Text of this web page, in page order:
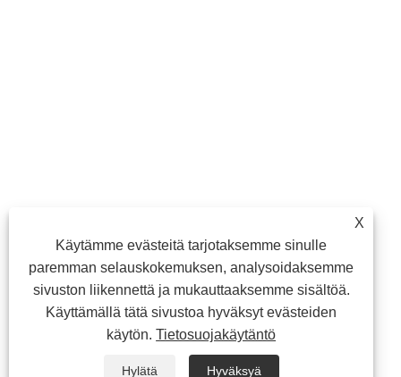
X
Käytämme evästeitä tarjotaksemme sinulle
paremman selauskokemuksen, analysoidaksemme
sivuston liikennettä ja mukauttaaksemme sisältöä.
Käyttämällä tätä sivustoa hyväksyt evästeiden
käytön.Tietosuojakäytäntö
Hylätä Hyväksyä